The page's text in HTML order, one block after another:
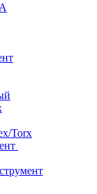
Torx